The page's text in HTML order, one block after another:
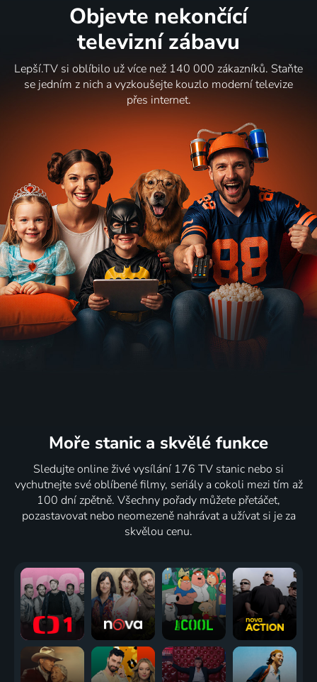
Objevte nekončící
televizní zábavu
Lepší.TV si oblíbilo už více než 140 000 zákazníků. Staňte
se jedním z nich a vyzkoušejte kouzlo moderní televize
přes internet.
Moře stanic a skvělé funkce
Sledujte online živé vysílání 176 TV stanic nebo si
vychutnejte své oblíbené filmy, seriály a cokoli mezi tím až
100 dní zpětně. Všechny pořady můžete přetáčet,
pozastavovat nebo neomezeně nahrávat a užívat si je za
skvělou cenu.